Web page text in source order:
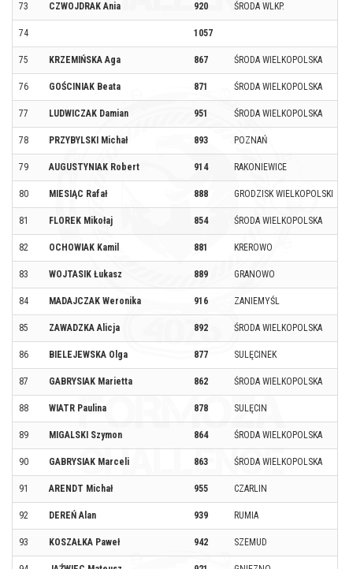
73 CZWOJDRAK Ania 920 ŚRODA WLKP.
74 1057
75 KRZEMIŃSKA Aga 867 ŚRODA WIELKOPOLSKA
76 GOŚCINIAK Beata 871 ŚRODA WIELKOPOLSKA
77 LUDWICZAK Damian 951 ŚRODA WIELKOPOLSKA
78 PRZYBYLSKI Michał 893 POZNAŃ
79 AUGUSTYNIAK Robert 914 RAKONIEWICE
80 MIESIĄC Rafał 888 GRODZISK WIELKOPOLSKI
81 FLOREK Mikołaj 854 ŚRODA WIELKOPOLSKA
82 OCHOWIAK Kamil 881 KREROWO
83 WOJTASIK Łukasz 889 GRANOWO
84 MADAJCZAK Weronika 916 ZANIEMYŚL
85 ZAWADZKA Alicja 892 ŚRODA WIELKOPOLSKA
86 BIELEJEWSKA Olga 877 SULĘCINEK
87 GABRYSIAK Marietta 862 ŚRODA WIELKOPOLSKA
88 WIATR Paulina 878 SULĘCIN
89 MIGALSKI Szymon 864 ŚRODA WIELKOPOLSKA
90 GABRYSIAK Marceli 863 ŚRODA WIELKOPOLSKA
91 ARENDT Michał 955 CZARLIN
92 DEREŃ Alan 939 RUMIA
93 KOSZAŁKA Paweł 942 SZEMUD